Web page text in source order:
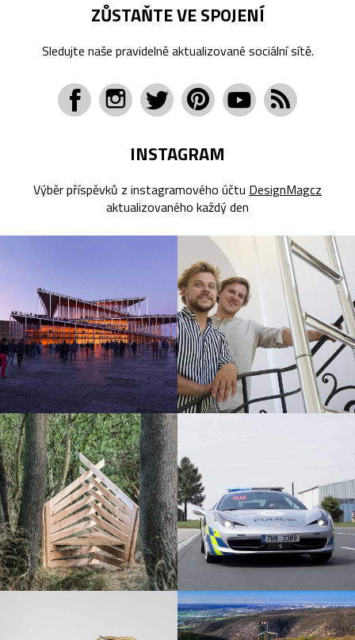
ZŮSTAŇTE VE SPOJENÍ
Sledujte naše pravidelně aktualizované sociální sítě.
INSTAGRAM
Výběr příspěvků z instagramového účtu DesignMagcz
aktualizovaného každý den